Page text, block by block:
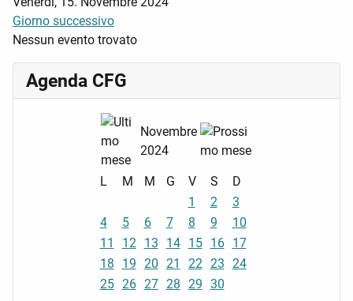
Giorno successivo
Nessun evento trovato
Agenda CFG
Novembre
2024
L M M G V S
D
1
2
3
4
5 6 7 8 9
10
11
12 13 14 15 16
17
18
19 20 21 22 23 24
25 26 27 28 29 30